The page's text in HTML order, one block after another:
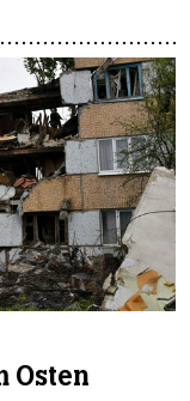
Osten